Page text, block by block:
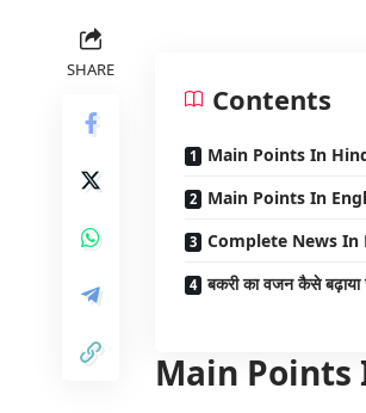
SHARE
Contents
Main Points In Hindi
Main Points In
Complete News In
बकरी का वजन कैसे बढ़ाया
Main Points